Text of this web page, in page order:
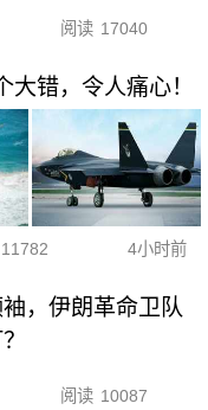
阅读 17040
错，令人痛心！
11782 4小时前
，伊朗革命卫队
阅读 10087